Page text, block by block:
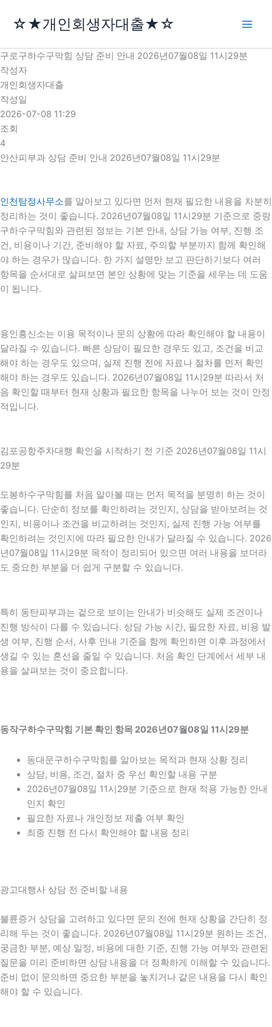
로
건
너
뛰
기
☆★개인회생자대출★☆
구로구하수구막힘 상담 준비 안내 2026년07월08일 11시29분
작성자
개인회생자대출
작성일
2026-07-08 11:29
조회
4
안산피부과 상담 준비 안내 2026년07월08일 11시29분
인천탐정사무소를 알아보고 있다면 먼저 현재 필요한 내용을 차분히
정리하는 것이 좋습니다. 2026년07월08일 11시29분 기준으로 중랑
구하수구막힘와 관련된 정보는 기본 안내, 상담 가능 여부, 진행 조
건, 비용이나 기간, 준비해야 할 자료, 주의할 부분까지 함께 확인해
야 하는 경우가 많습니다. 한 가지 설명만 보고 판단하기보다 여러
항목을 순서대로 살펴보면 본인 상황에 맞는 기준을 세우는 데 도움
이 됩니다.
용인흥신소는 이용 목적이나 문의 상황에 따라 확인해야 할 내용이
달라질 수 있습니다. 빠른 상담이 필요한 경우도 있고, 조건을 비교
해야 하는 경우도 있으며, 실제 진행 전에 자료나 절차를 먼저 확인
해야 하는 경우도 있습니다. 2026년07월08일 11시29분 따라서 처
음 확인할 때부터 현재 상황과 필요한 항목을 나누어 보는 것이 안정
적입니다.
김포공항주차대행 확인을 시작하기 전 기준 2026년07월08일 11시
29분
도봉하수구막힘를 처음 알아볼 때는 먼저 목적을 분명히 하는 것이
좋습니다. 단순히 정보를 확인하려는 것인지, 상담을 받아보려는 것
인지, 비용이나 조건을 비교하려는 것인지, 실제 진행 가능 여부를
확인하려는 것인지에 따라 필요한 안내가 달라질 수 있습니다. 2026
년07월08일 11시29분 목적이 정리되어 있으면 여러 내용을 보더라
도 중요한 부분을 더 쉽게 구분할 수 있습니다.
특히 동탄피부과는 겉으로 보이는 안내가 비슷해도 실제 조건이나
진행 방식이 다를 수 있습니다. 상담 가능 시간, 필요한 자료, 비용 발
생 여부, 진행 순서, 사후 안내 기준을 함께 확인하면 이후 과정에서
생길 수 있는 혼선을 줄일 수 있습니다. 처음 확인 단계에서 세부 내
용을 살펴보는 것이 중요합니다.
동작구하수구막힘 기본 확인 항목 2026년07월08일 11시29분
동대문구하수구막힘를 알아보는 목적과 현재 상황 정리
상담, 비용, 조건, 절차 중 우선 확인할 내용 구분
2026년07월08일 11시29분 기준으로 현재 적용 가능한 안내
인지 확인
필요한 자료나 개인정보 제출 여부 확인
최종 진행 전 다시 확인해야 할 내용 정리
광고대행사 상담 전 준비할 내용
불륜증거 상담을 고려하고 있다면 문의 전에 현재 상황을 간단히 정
리해 두는 것이 좋습니다. 2026년07월08일 11시29분 원하는 조건,
궁금한 부분, 예상 일정, 비용에 대한 기준, 진행 가능 여부와 관련된
질문을 미리 준비하면 상담 내용을 더 정확하게 이해할 수 있습니다.
준비 없이 문의하면 중요한 부분을 놓치거나 같은 내용을 다시 확인
해야 할 수 있습니다.